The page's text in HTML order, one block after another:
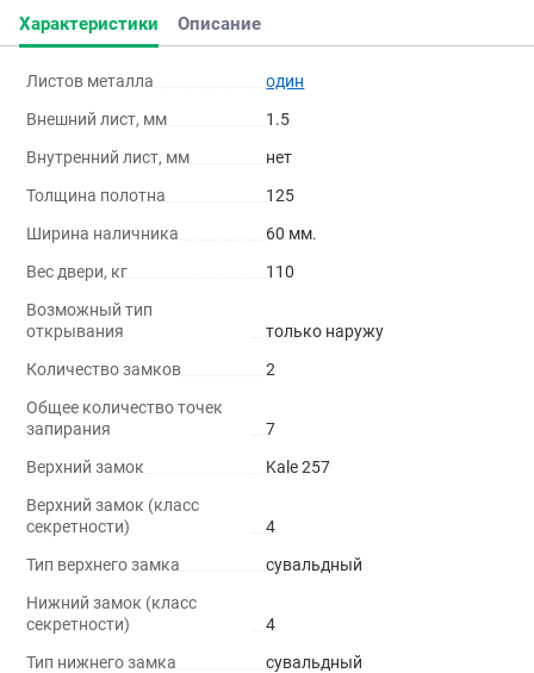
Характеристики Описание
Листов металла
один
Внешний лист, мм
1.5
Внутренний лист, мм
нет
Толщина полотна
125
Ширина наличника
60 мм.
Вес двери, кг
110
Возможный тип
открывания
только наружу
Количество замков
2
Общее количество точек
запирания
7
Верхний замок
Kale 257
Верхний замок (класс
секретности)
4
Тип верхнего замка
сувальдный
Нижний замок (класс
секретности)
4
Тип нижнего замка
сувальдный